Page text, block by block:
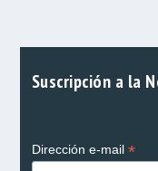
Suscripción a la
Dirección e-mail *